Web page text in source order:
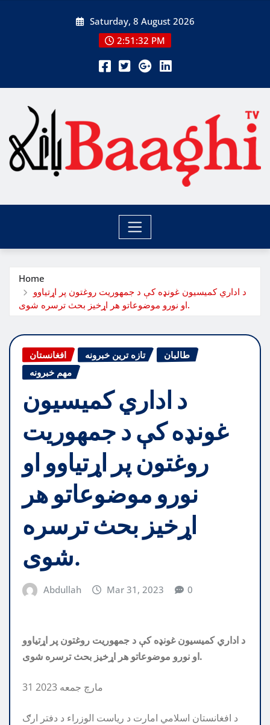
Saturday, 8 August 2026
2:51:34 PM
Home
د اداري کمیسیون غونډه کې د جمهوریت روغتون پر اړتیاوو
او نورو موضوعاتو هر اړخیز بحث ترسره شوی.
افغانستان تازه ترین خبرونه
طالبان
مهم خبرونه
د اداري کمیسیون
غونډه کې د جمهوریت
روغتون پر اړتیاوو او
نورو موضوعاتو هر
اړخیز بحث ترسره
شوی.
Abdullah Mar 31, 2023 0
د اداري کمیسیون غونډه کې د جمهوریت روغتون پر اړتیاوو
او نورو موضوعاتو هر اړخیز بحث ترسره شوی.
31 مارچ جمعه 2023
د افغانستان اسلامي امارت د ریاست الوزراء د دفتر ارګ